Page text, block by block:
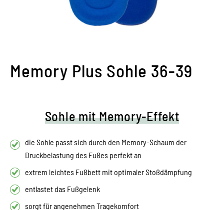
Memory Plus Sohle 36-39
Sohle mit Memory-Effekt
die Sohle passt sich durch den Memory-Schaum der
Druckbelastung des Fußes perfekt an
extrem leichtes Fußbett mit optimaler Stoßdämpfung
entlastet das Fußgelenk
sorgt für angenehmen Tragekomfort